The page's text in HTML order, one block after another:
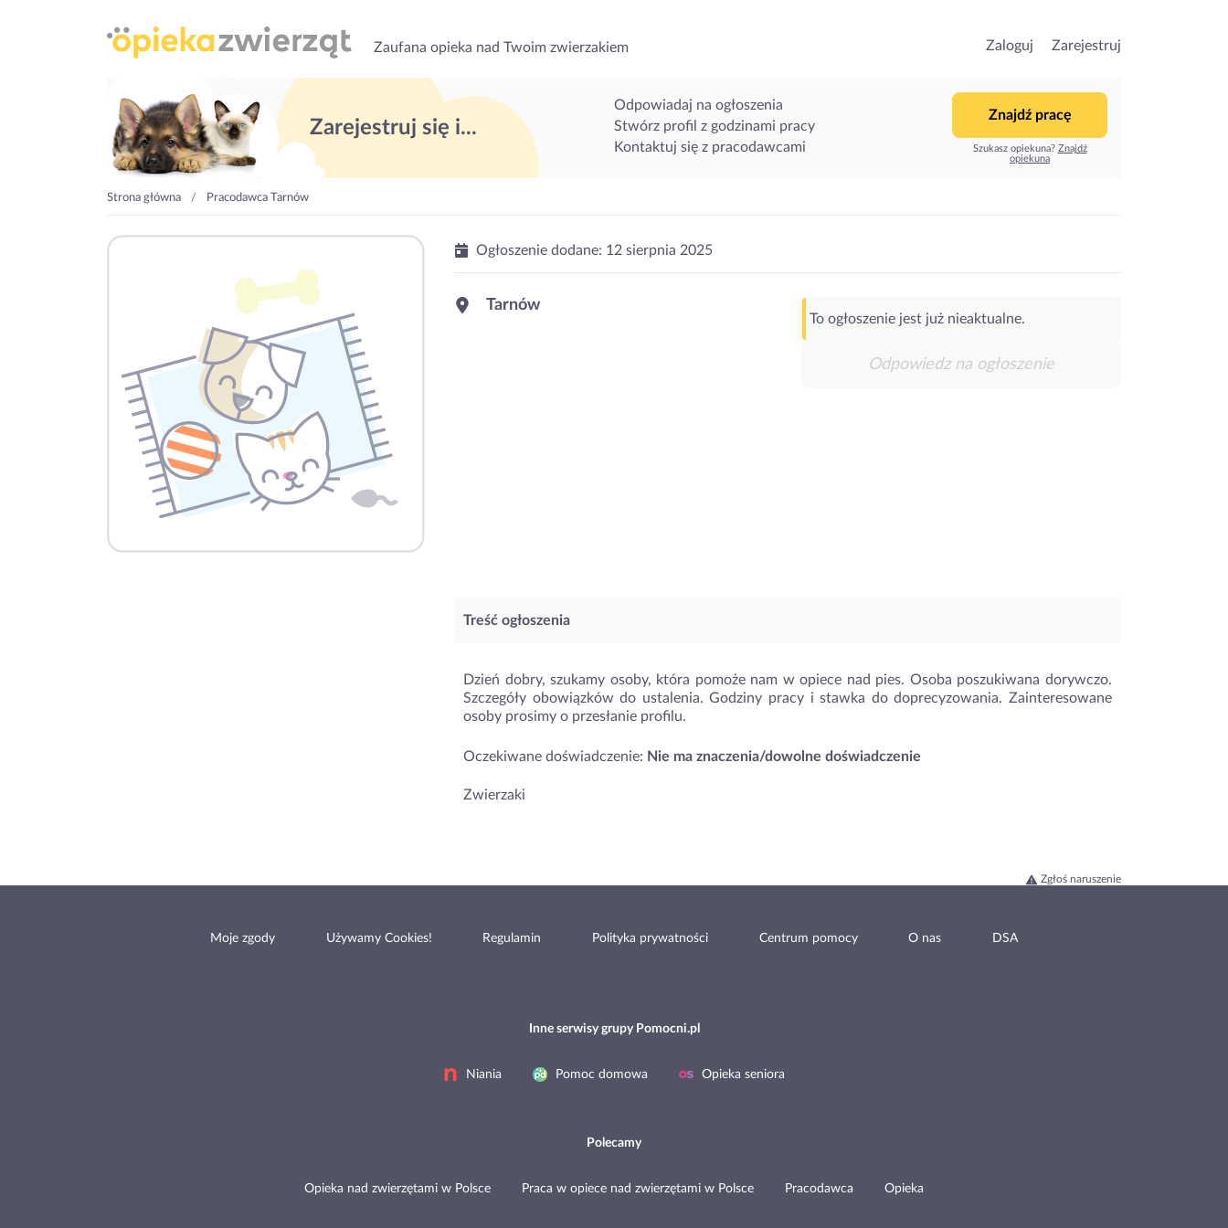
Zaufana opieka nad Twoim zwierzakiem Zaloguj Zarejestruj
Zarejestruj się i...
Odpowiadaj na ogłoszenia
Stwórz profil z godzinami pracy
Kontaktuj się z pracodawcami
Znajdź pracę
Szukasz opiekuna? Znajdź
opiekuna
Strona główna Pracodawca Tarnów
Ogłoszenie dodane: 12 sierpnia 2025
Tarnów
To ogłoszenie jest już nieaktualne.
Odpowiedz na ogłoszenie
Treść ogłoszenia
Dzień dobry, szukamy osoby, która pomoże nam w opiece nad pies. Osoba poszukiwana dorywczo.
Szczegóły obowiązków do ustalenia. Godziny pracy i stawka do doprecyzowania. Zainteresowane
osoby prosimy o przesłanie profilu.
Oczekiwane doświadczenie: Nie ma znaczenia/dowolne doświadczenie
Zwierzaki
Zgłoś naruszenie
Moje zgody Używamy Cookies! Regulamin Polityka prywatności Centrum pomocy O nas DSA
Inne serwisy grupy Pomocni.pl
Niania Pomoc domowa Opieka seniora
Polecamy
Opieka nad zwierzętami w Polsce Praca w opiece nad zwierzętami w Polsce Pracodawca Opieka